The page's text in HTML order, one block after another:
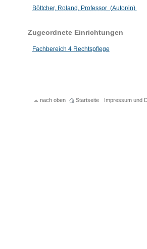
Böttcher, Roland, Professor (Autor/in)
Zugeordnete Einrichtungen
Fachbereich 4 Rechtspflege
nach oben Startseite Impressum und